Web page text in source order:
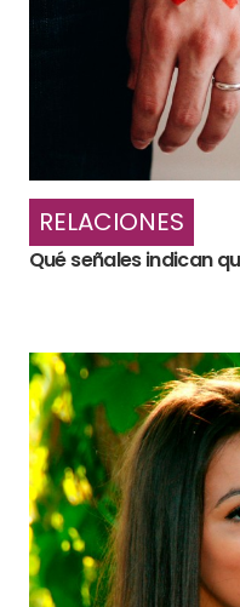
RELACIONES
Qué señales indican